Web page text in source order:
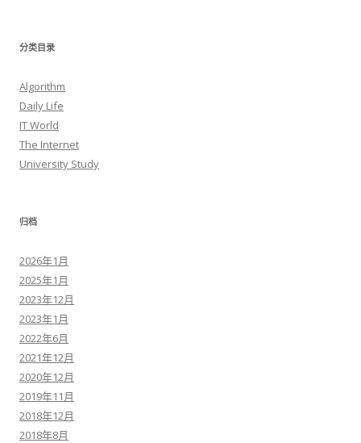
分类目录
Algorithm
Daily Life
IT World
The Internet
University Study
归档
2026年1月
2025年1月
2023年12月
2023年1月
2022年6月
2021年12月
2020年12月
2019年11月
2018年12月
2018年8月